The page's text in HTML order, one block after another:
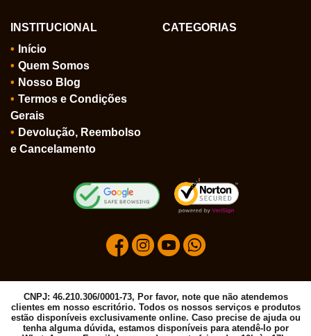
INSTITUCIONAL
Início
Quem Somos
Nosso Blog
Termos e Condições
Gerais
Devolução, Reembolso
e Cancelamento
CATEGORIAS
CNPJ: 46.210.306/0001-73, Por favor, note que não atendemos
clientes em nosso escritório. Todos os nossos serviços e produtos
estão disponíveis exclusivamente online. Caso precise de ajuda ou
tenha alguma dúvida, estamos disponíveis para atendê-lo por